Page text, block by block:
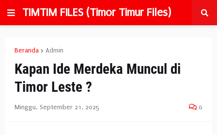
TIMTIM FILES (Timor Timur Files)
Beranda Admin
Kapan Ide Merdeka Muncul di
Timor Leste ?
Minggu, September 21, 2025 0